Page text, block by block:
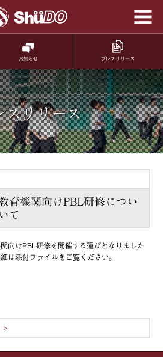
法人修道学園 修
お知らせ プレスリリース
スリリース
育機関向けPBL研修につい
て
向けPBL研修を開催する運びとなりました
は添付ファイルをご覧ください。